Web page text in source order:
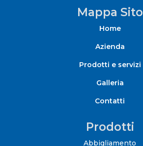
Mappa Sito
Home
Azienda
Prodotti e servizi
Galleria
Contatti
Prodotti
Abbigliamento